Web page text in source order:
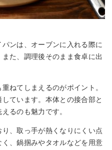
ンは、オーブンに入れる際に
た、調理後そのまま食卓に出
ねてしまえるのがポイント。
ています。本体との接合部と
るのも魅力です。
、取っ手が熱くなりにくい点
、鍋掴みやタオルなどを用意